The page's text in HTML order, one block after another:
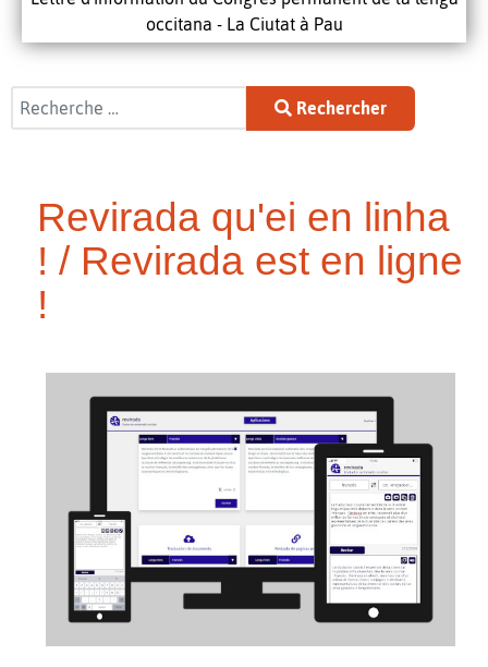
occitana - La Ciutat à Pau
Rechercher
Rechercher
Revirada qu'ei en linha
! / Revirada est en ligne
!